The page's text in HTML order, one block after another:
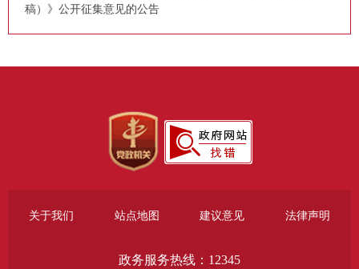
稿）》公开征集意见的公告
关于我们 站点地图 建议意见 法律声明
政务服务热线：12345